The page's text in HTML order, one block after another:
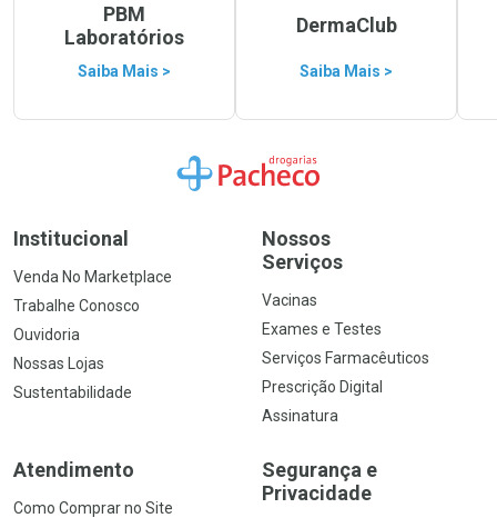
PBM
Laboratórios
Saiba Mais >
DermaClub
Saiba Mais >
Ir para a Home
Institucional
Venda No Marketplace
Trabalhe Conosco
Ouvidoria
Nossas Lojas
Sustentabilidade
Nossos
Serviços
Vacinas
Exames e Testes
Serviços Farmacêuticos
Prescrição Digital
Assinatura
Atendimento
Como Comprar no Site
Segurança e
Privacidade